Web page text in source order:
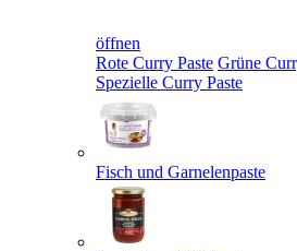
öffnen
Rote Curry Paste Grüne
Spezielle Curry Paste
Fisch und Garnelenpaste